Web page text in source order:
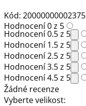
Kód: 20000000002375
Hodnocení 0 z 5
Hodnocení 0.5 z 5
Hodnocení 1.5 z 5
Hodnocení 2.5 z 5
Hodnocení 3.5 z 5
Hodnocení 4.5 z 5
Žádné recenze
Vyberte velikost: